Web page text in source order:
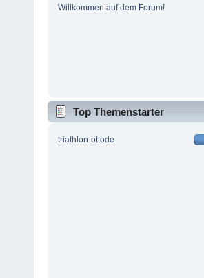
Willkommen auf dem Forum!
Top Themenstarter
triathlon-ottode